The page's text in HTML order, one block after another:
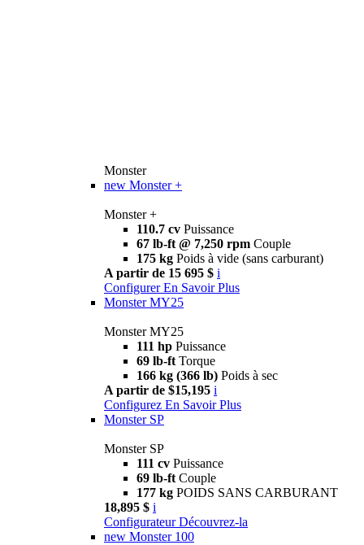
Monster
new Monster +
Monster +
110.7 cv Puissance
67 lb-ft @ 7,250 rpm Couple
175 kg Poids à vide (sans carburant)
A partir de 15 695 $ i
Configurer En Savoir Plus
Monster MY25
Monster MY25
111 hp Puissance
69 lb-ft Torque
166 kg (366 lb) Poids à sec
A partir de $15,195 i
Configurez En Savoir Plus
Monster SP
Monster SP
111 cv Puissance
69 lb-ft Couple
177 kg POIDS SANS CARBURANT
18,895 $ i
Configurateur Découvrez-la
new Monster 100